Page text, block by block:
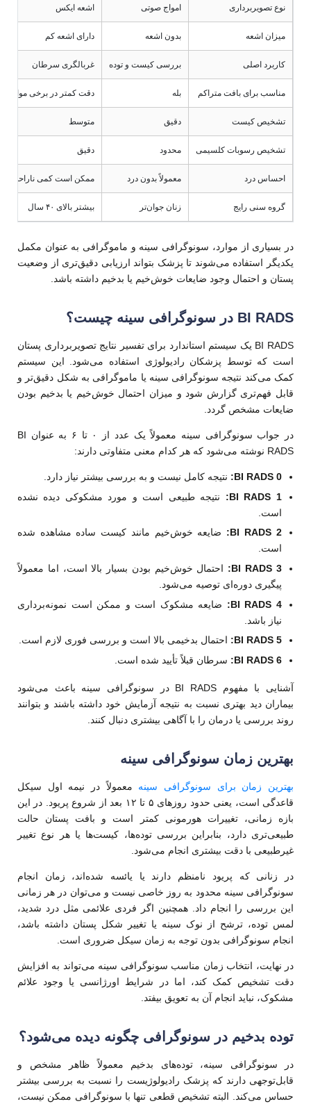
نوع تصویربرداری امواج صوتی اشعه ایکس
میزان اشعه بدون اشعه دارای اشعه کم
کاربرد اصلی بررسی کیست و توده غربالگری سرطان
مناسب برای بافت متراکم بله دقت کمتر در برخی موارد
تشخیص کیست دقیق متوسط
تشخیص رسوبات کلسیمی محدود دقیق
احساس درد معمولاً بدون درد ممکن است کمی
گروه سنی رایج زنان جوان‌تر بیشتر بالای ۴۰ سال
در بسیاری از موارد، سونوگرافی سینه و ماموگرافی به عنوان مکمل
یکدیگر استفاده می‌شوند تا پزشک بتواند ارزیابی دقیق‌تری از وضعیت
پستان و احتمال وجود ضایعات خوش‌خیم یا بدخیم داشته باشد.
BI RADS در سونوگرافی سینه چیست؟
BI RADS یک سیستم استاندارد برای تفسیر نتایج تصویربرداری پستان
است که توسط پزشکان رادیولوژی استفاده می‌شود. این سیستم
کمک می‌کند نتیجه سونوگرافی سینه یا ماموگرافی به شکل دقیق‌تر و
قابل فهم‌تری گزارش شود و میزان احتمال خوش‌خیم یا بدخیم بودن
ضایعات مشخص گردد.
در جواب سونوگرافی سینه معمولاً یک عدد از ۰ تا ۶ به عنوان BI
RADS نوشته می‌شود که هر کدام معنی متفاوتی دارند:
BI RADS 0:
نتیجه کامل نیست و به بررسی بیشتر نیاز دارد.
BI RADS 1:
نتیجه طبیعی است و مورد مشکوکی دیده نشده
است.
BI RADS 2:
ضایعه خوش‌خیم مانند کیست ساده مشاهده شده
است.
BI RADS 3:
احتمال خوش‌خیم بودن بسیار بالا است، اما معمولاً
پیگیری دوره‌ای توصیه می‌شود.
BI RADS 4:
ضایعه مشکوک است و ممکن است نمونه‌برداری
نیاز باشد.
BI RADS 5:
احتمال بدخیمی بالا است و بررسی فوری لازم است.
BI RADS 6:
سرطان قبلاً تأیید شده است.
آشنایی با مفهوم BI RADS در سونوگرافی سینه باعث می‌شود
بیماران دید بهتری نسبت به نتیجه آزمایش خود داشته باشند و بتوانند
روند بررسی یا درمان را با آگاهی بیشتری دنبال کنند.
بهترین زمان سونوگرافی سینه
بهترین زمان برای سونوگرافی سینه معمولاً در نیمه اول سیکل
قاعدگی است، یعنی حدود روزهای ۵ تا ۱۲ بعد از شروع پریود. در این
بازه زمانی، تغییرات هورمونی کمتر است و بافت پستان حالت
طبیعی‌تری دارد، بنابراین بررسی توده‌ها، کیست‌ها یا هر نوع تغییر
غیرطبیعی با دقت بیشتری انجام می‌شود.
در زنانی که پریود نامنظم دارند یا یائسه شده‌اند، زمان انجام
سونوگرافی سینه محدود به روز خاصی نیست و می‌توان در هر زمانی
این بررسی را انجام داد. همچنین اگر فردی علائمی مثل درد شدید،
لمس توده، ترشح از نوک سینه یا تغییر شکل پستان داشته باشد،
انجام سونوگرافی بدون توجه به زمان سیکل ضروری است.
در نهایت، انتخاب زمان مناسب سونوگرافی سینه می‌تواند به افزایش
دقت تشخیص کمک کند، اما در شرایط اورژانسی یا وجود علائم
مشکوک، نباید انجام آن به تعویق بیفتد.
توده بدخیم در سونوگرافی چگونه دیده می‌شود؟
در سونوگرافی سینه، توده‌های بدخیم معمولاً ظاهر مشخص و
قابل‌توجهی دارند که پزشک رادیولوژیست را نسبت به بررسی بیشتر
حساس می‌کند. البته تشخیص قطعی تنها با سونوگرافی ممکن نیست،